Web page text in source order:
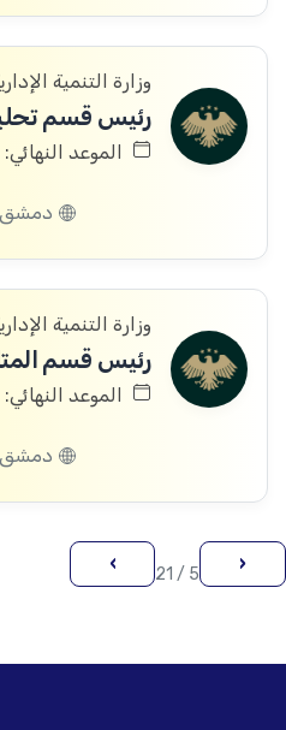
وزارة التنمية
رئيس قسم
الموعد النهائي: 01/06/2026
دمشق
وزارة التنمية
رئيس قسم
الموعد النهائي: 01/06/2026
دمشق
‹
5 / 21
›